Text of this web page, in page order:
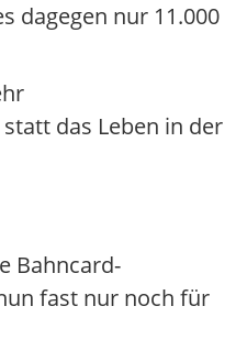
dagegen nur 11.000
das Leben in der
Bahncard-
fast nur noch für